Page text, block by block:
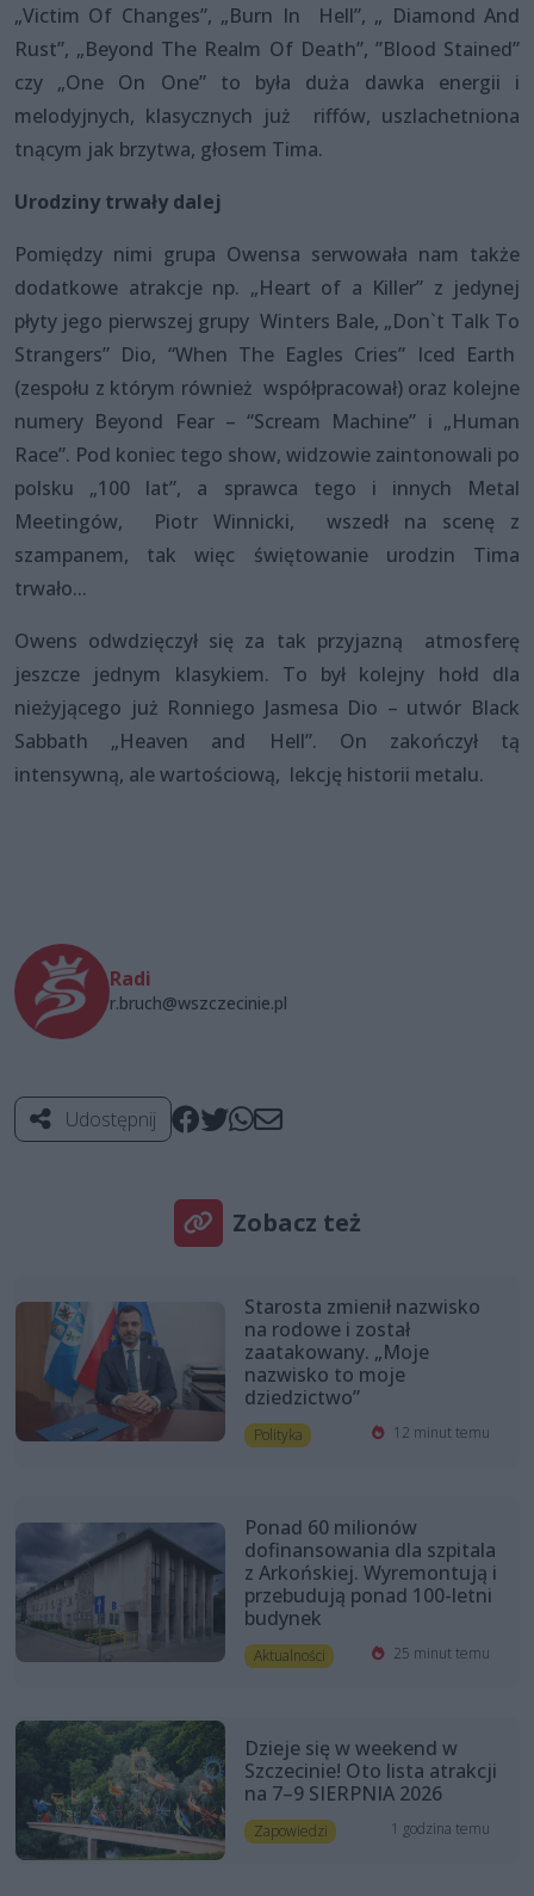
„Victim Of Changes”, „Burn In Hell”, „ Diamond And
Rust”, „Beyond The Realm Of Death”, ”Blood Stained”
czy „One On One” to była duża dawka energii i
melodyjnych, klasycznych już riffów, uszlachetniona
tnącym jak brzytwa, głosem Tima.
Urodziny trwały dalej
Pomiędzy nimi grupa Owensa serwowała nam także
dodatkowe atrakcje np. „Heart of a Killer” z jedynej
płyty jego pierwszej grupy Winters Bale, „Don`t Talk To
Strangers” Dio, “When The Eagles Cries” Iced Earth
(zespołu z którym również współpracował) oraz kolejne
numery Beyond Fear – “Scream Machine” i „Human
Race”. Pod koniec tego show, widzowie zaintonowali po
polsku „100 lat”, a sprawca tego i innych Metal
Meetingów, Piotr Winnicki, wszedł na scenę z
szampanem, tak więc świętowanie urodzin Tima
trwało...
Owens odwdzięczył się za tak przyjazną atmosferę
jeszcze jednym klasykiem. To był kolejny hołd dla
nieżyjącego już Ronniego Jasmesa Dio – utwór Black
Sabbath „Heaven and Hell”. On zakończył tą
intensywną, ale wartościową, lekcję historii metalu.
Radi
r.bruch@wszczecinie.pl
Udostępnij
Zobacz też
Starosta zmienił nazwisko
na rodowe i został
zaatakowany. „Moje
nazwisko to moje
dziedzictwo”
Polityka 12 minut temu
Ponad 60 milionów
dofinansowania dla szpitala
z Arkońskiej. Wyremontują i
przebudują ponad 100-letni
budynek
Aktualności 25 minut temu
Dzieje się w weekend w
Szczecinie! Oto lista atrakcji
na 7–9 SIERPNIA 2026
Zapowiedzi 1 godzina temu